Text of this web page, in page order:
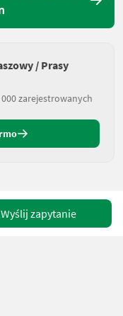
/ Prasy
zarejestrowanych
Wyślij zapytanie